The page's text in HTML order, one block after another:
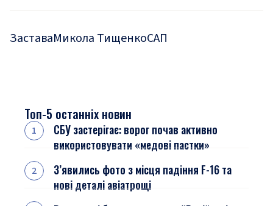
ЗаставаМикола ТищенкоСАП
Топ-5 останніх новин
СБУ застерігає: ворог почав активно
використовувати «медові пастки»
З’явились фото з місця падіння F-16 та
нові деталі авіатрощі